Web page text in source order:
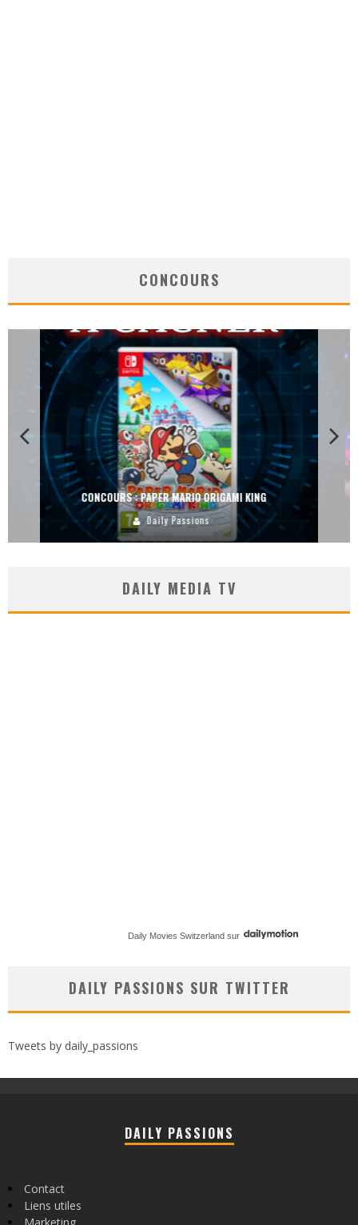
CONCOURS
CONCOURS : DREAMS SUR PS4
Carlos Mühlig
DAILY MEDIA TV
Daily Movies Switzerland sur
DAILY PASSIONS SUR TWITTER
Tweets by daily_passions
DAILY PASSIONS
Contact
Liens utiles